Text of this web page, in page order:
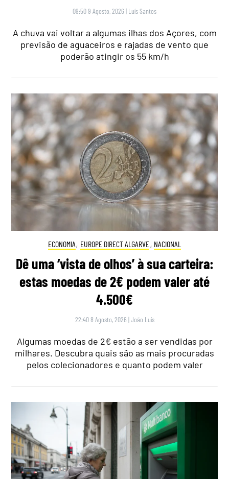
09:50 9 Agosto, 2026 | Luís Santos
A chuva vai voltar a algumas ilhas dos Açores, com
previsão de aguaceiros e rajadas de vento que
poderão atingir os 55 km/h
ECONOMIA, EUROPE DIRECT ALGARVE, NACIONAL
Dê uma ‘vista de olhos’ à sua carteira:
estas moedas de 2€ podem valer até
4.500€
22:40 8 Agosto, 2026 |João Luís
Algumas moedas de 2€ estão a ser vendidas por
milhares. Descubra quais são as mais procuradas
pelos colecionadores e quanto podem valer